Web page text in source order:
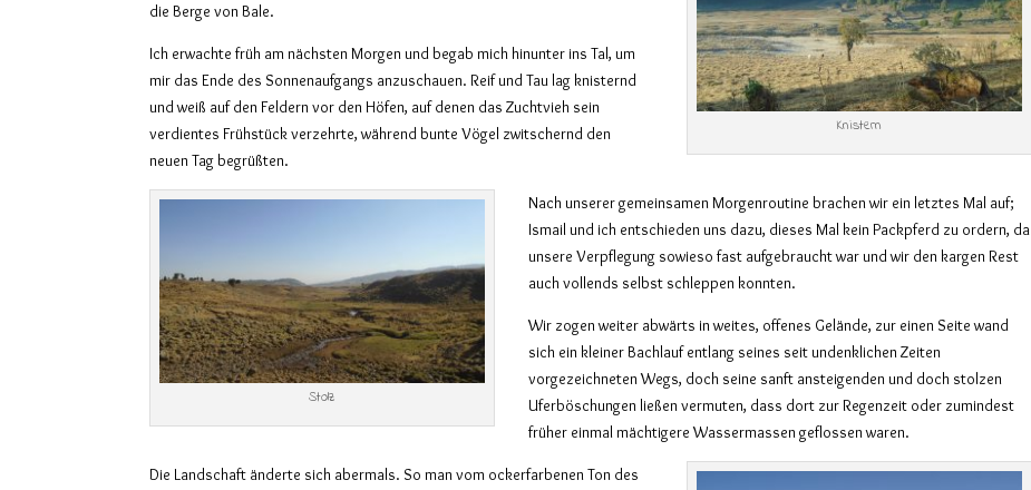
Knistern
die Berge von Bale.
Ich erwachte früh am nächsten Morgen und begab mich hinunter ins Tal, um
mir das Ende des Sonnenaufgangs anzuschauen. Reif und Tau lag knisternd
und weiß auf den Feldern vor den Höfen, auf denen das Zuchtvieh sein
verdientes Frühstück verzehrte, während bunte Vögel zwitschernd den
neuen Tag begrüßten.
Stolz
Nach unserer gemeinsamen Morgenroutine brachen wir ein letztes Mal auf;
Ismail und ich entschieden uns dazu, dieses Mal kein Packpferd zu ordern, da
unsere Verpflegung sowieso fast aufgebraucht war und wir den kargen Rest
auch vollends selbst schleppen konnten.
Wir zogen weiter abwärts in weites, offenes Gelände, zur einen Seite wand
sich ein kleiner Bachlauf entlang seines seit undenklichen Zeiten
vorgezeichneten Wegs, doch seine sanft ansteigenden und doch stolzen
Uferböschungen ließen vermuten, dass dort zur Regenzeit oder zumindest
früher einmal mächtigere Wassermassen geflossen waren.
Die Landschaft änderte sich abermals. So man vom ockerfarbenen Ton des